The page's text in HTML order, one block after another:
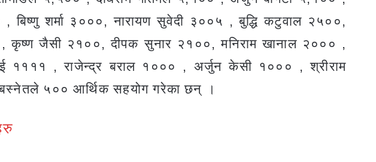
बिष्णु शर्मा ३०००, नारायण सुवेदी ३००५ , बुद्धि कटुवाल २५००,
, कृष्ण जैसी २१००, दीपक सुनार २१००, मनिराम खानाल २००० ,
११११ , राजेन्द्र बराल १००० , अर्जुन केसी १००० , श्रीराम
५०० आर्थिक सहयोग गरेका छन् ।